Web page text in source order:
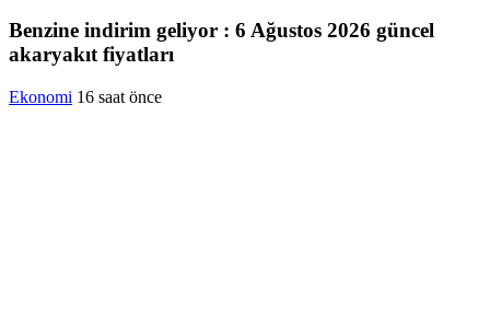
Benzine indirim geliyor : 6 Ağustos 2026 güncel
akaryakıt fiyatları
Ekonomi 16 saat önce